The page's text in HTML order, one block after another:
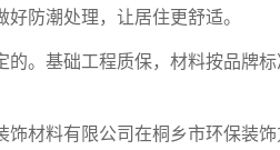
防潮处理，让居住更舒适。
的。基础工程质保，材料按品牌
饰材料有限公司在桐乡市环保装